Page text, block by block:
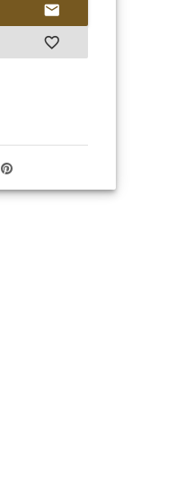
mail
favorite_border